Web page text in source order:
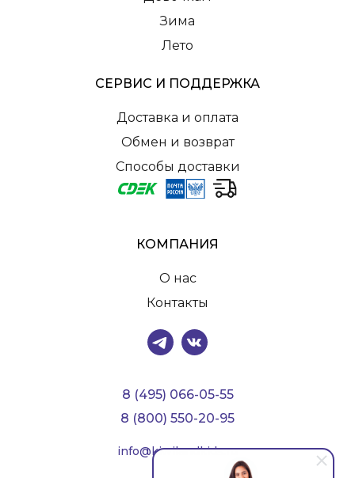
Зима
Лето
СЕРВИС И ПОДДЕРЖКА
Доставка и оплата
Обмен и возврат
Способы доставки
КОМПАНИЯ
О нас
Контакты
8 (495) 066-05-55
8 (800) 550-20-95
info@kiwilandkids.ru